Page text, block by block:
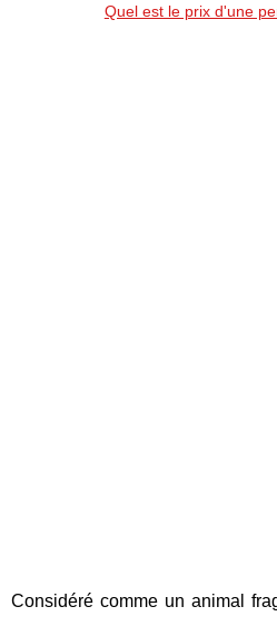
Quel est le prix d'une
Considéré comme un animal